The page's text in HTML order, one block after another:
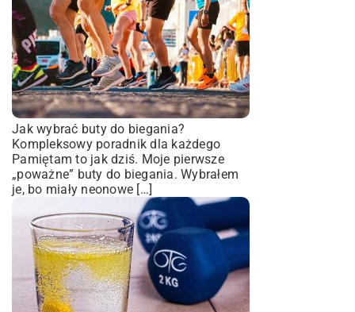
Jak wybrać buty do biegania?
Kompleksowy poradnik dla każdego
Pamiętam to jak dziś. Moje pierwsze
„poważne” buty do biegania. Wybrałem
je, bo miały neonowe […]